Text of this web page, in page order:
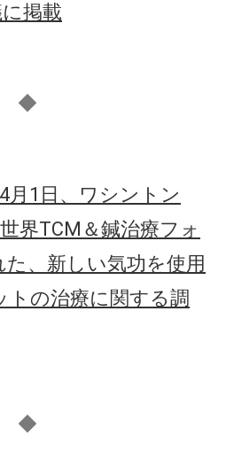
掲載
◆
月1日、ワシントン
界TCM＆鍼治療フォ
、新しい気功を使用
トの治療に関する調
◆